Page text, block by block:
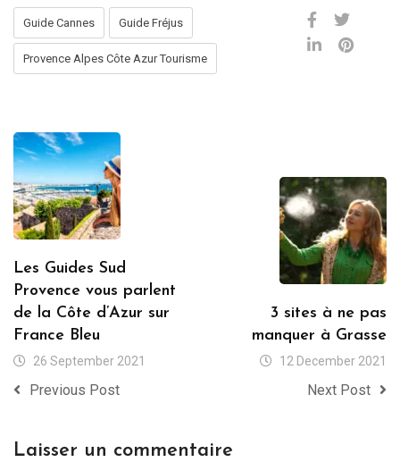
Guide Cannes Guide Fréjus
Provence Alpes Côte Azur Tourisme
Les Guides Sud
Provence vous parlent
de la Côte d’Azur sur
France Bleu
26 September 2021
Previous Post
3 sites à ne pas
manquer à Grasse
12 December 2021
Next Post
Laisser un commentaire